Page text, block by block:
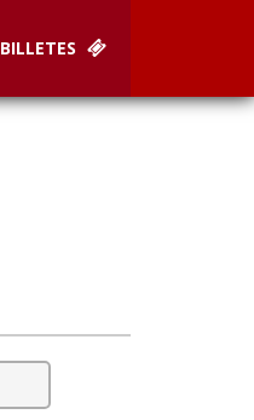
BILLETES